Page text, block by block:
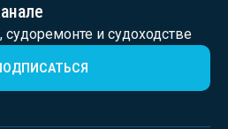
судоремонте и судоходстве